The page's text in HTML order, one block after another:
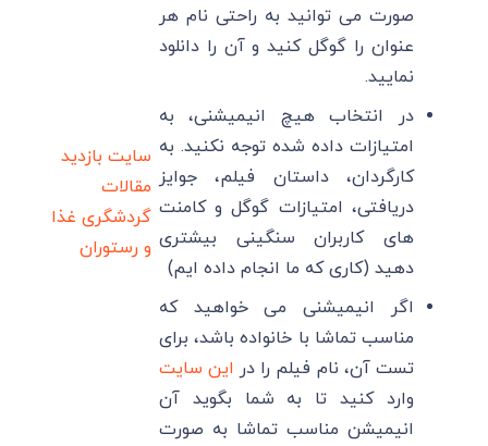
صورت می توانید به راحتی نام هر
عنوان را گوگل کنید و آن را دانلود
نمایید.
در انتخاب هیچ انیمیشنی، به
امتیازات داده شده توجه نکنید. به
کارگردان، داستان فیلم، جوایز
دریافتی، امتیازات گوگل و کامنت
های کاربران سنگینی بیشتری
دهید (کاری که ما انجام داده ایم)
اگر انیمیشنی می خواهید که
مناسب تماشا با خانواده باشد، برای
تست آن، نام فیلم را در این سایت
وارد کنید تا به شما بگوید آن
انیمیشن مناسب تماشا به صورت
سایت بازدید
مقالات
گردشگری غذا
و رستوران